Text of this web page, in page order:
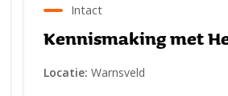
Intact
Kennismaking met
Locatie: Warnsveld